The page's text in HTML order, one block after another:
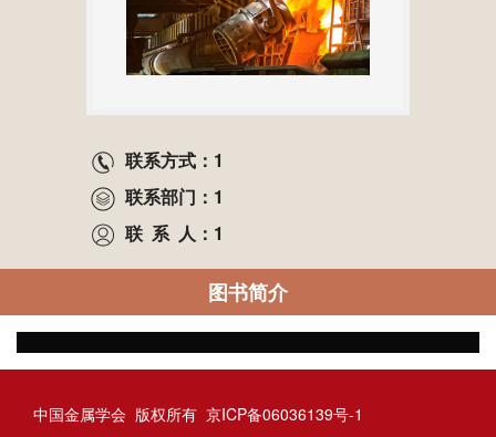
联系方式：1
联系部门：1
联 系 人：1
图书简介
中国金属学会 版权所有 京ICP备06036139号-1